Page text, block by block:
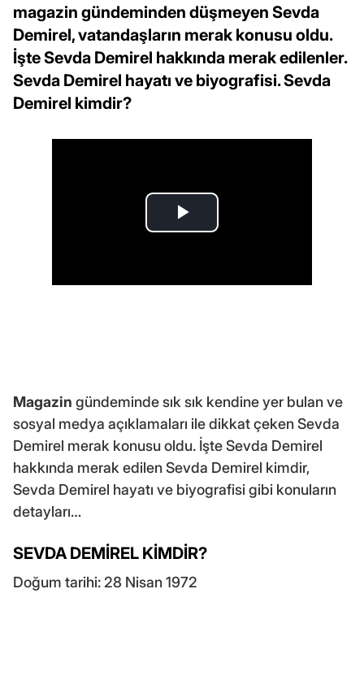
magazin gündeminden düşmeyen Sevda
Demirel, vatandaşların merak konusu oldu.
İşte Sevda Demirel hakkında merak edilenler.
Sevda Demirel hayatı ve biyografisi. Sevda
Demirel kimdir?
Magazin gündeminde sık sık kendine yer bulan ve
sosyal medya açıklamaları ile dikkat çeken Sevda
Demirel merak konusu oldu. İşte Sevda Demirel
hakkında merak edilen Sevda Demirel kimdir,
Sevda Demirel hayatı ve biyografisi gibi konuların
detayları…
SEVDA DEMİREL KİMDİR?
Doğum tarihi: 28 Nisan 1972